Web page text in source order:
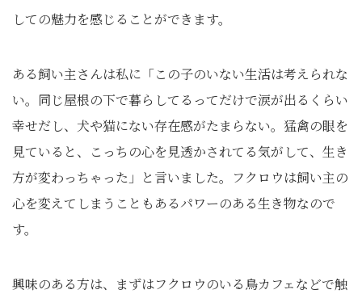
しての魅力を感じることができます。
ある飼い主さんは私に「この子のいない生活は考えられな
い。同じ屋根の下で暮らしてるってだけで涙が出るくらい
幸せだし、犬や猫にない存在感がたまらない。猛禽の眼を
見ていると、こっちの心を見透かされてる気がして、生き
方が変わっちゃった」と言いました。フクロウは飼い主の
心を変えてしまうこともあるパワーのある生き物なので
す。
興味のある方は、まずはフクロウのいる鳥カフェなどで触